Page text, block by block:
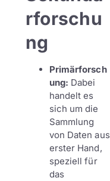
rforschu
ng
Primärforsch
ung: Dabei
handelt es
sich um die
Sammlung
von Daten aus
erster Hand,
speziell für
das